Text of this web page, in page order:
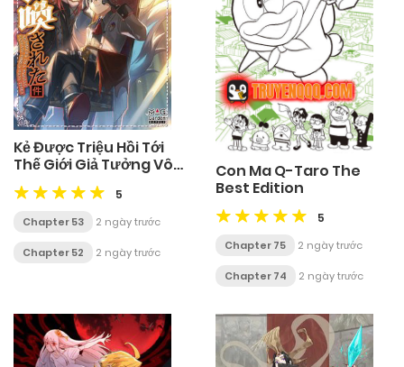
Kẻ Được Triệu Hồi Tới
Thế Giới Giả Tưởng Vô
Số Lần!!
5
Chapter 53 2 ngày trước
Chapter 52 2 ngày trước
Con Ma Q-Taro The
Best Edition
5
Chapter 75 2 ngày trước
Chapter 74 2 ngày trước